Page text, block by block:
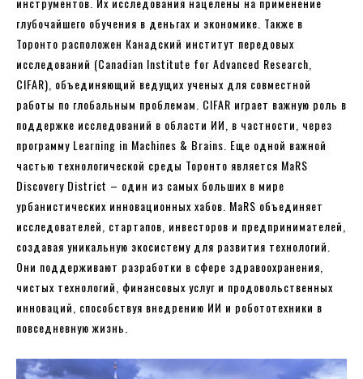
глубочайшего обучения в деньгах и экономике. Также в
Торонто расположен Канадский институт передовых
исследований (Canadian Institute for Advanced Research,
CIFAR), объединяющий ведущих ученых для совместной
работы по глобальным проблемам. CIFAR играет важную роль в
поддержке исследований в области ИИ, в частности, через
программу Learning in Machines & Brains. Еще одной важной
частью технологической среды Торонто является MaRS
Discovery District – один из самых больших в мире
урбанистических инновационных хабов. MaRS объединяет
исследователей, стартапов, инвесторов и предпринимателей,
создавая уникальную экосистему для развития технологий.
Они поддерживают разработки в сфере здравоохранения,
чистых технологий, финансовых услуг и продовольственных
инноваций, способствуя внедрению ИИ и робототехники в
повседневную жизнь.